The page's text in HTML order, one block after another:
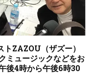
ZAZOU（ザズー）
ミュージックなどをお
後4時から午後6時30